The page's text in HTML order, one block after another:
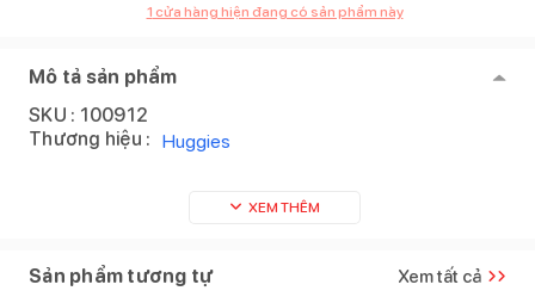
1 cửa hàng hiện đang có sản phẩm này
Mô tả sản phẩm
SKU : 100912
Thương hiệu : Huggies
XEM THÊM
Sản phẩm tương tự Xem tất cả